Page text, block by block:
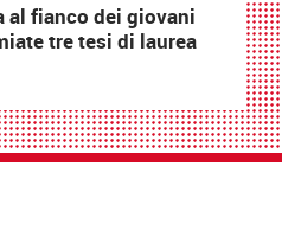
al fianco dei giovani
tre tesi di laurea